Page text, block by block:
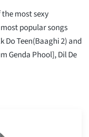
most sexy
popular songs
Do Teen(Baaghi 2) and
Genda Phool], Dil De